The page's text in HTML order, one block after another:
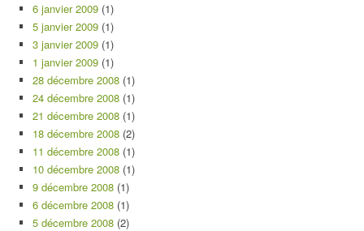
6 janvier 2009 (1)
5 janvier 2009 (1)
3 janvier 2009 (1)
1 janvier 2009 (1)
28 décembre 2008 (1)
24 décembre 2008 (1)
21 décembre 2008 (1)
18 décembre 2008 (2)
11 décembre 2008 (1)
10 décembre 2008 (1)
9 décembre 2008 (1)
6 décembre 2008 (1)
5 décembre 2008 (2)